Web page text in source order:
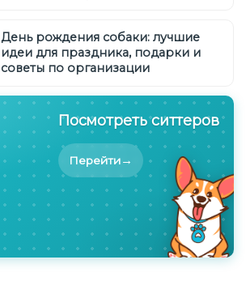
День рождения собаки: лучшие
идеи для праздника, подарки и
советы по организации
Посмотреть ситтеров
Перейти→